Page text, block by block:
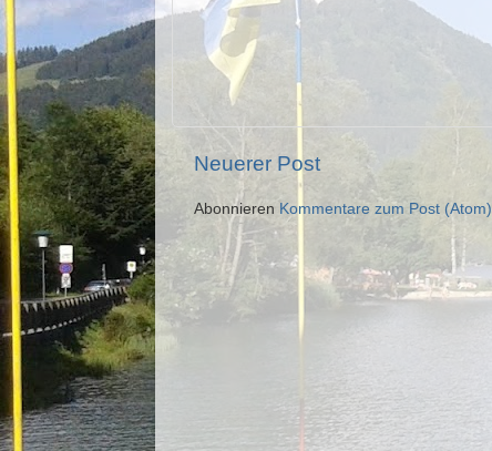
Neuerer Post
Abonnieren Kommentare zum Post (Atom)